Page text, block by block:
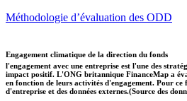
Méthodologie d’évaluation des ODD
Engagement climatique de la direction du fonds
l'engagement avec une entreprise est l'une des
impact positif. L'ONG britannique FinanceMap a
en fonction de leurs activités d'engagement. Pour ce
d'entreprise et des données externes.(Source des